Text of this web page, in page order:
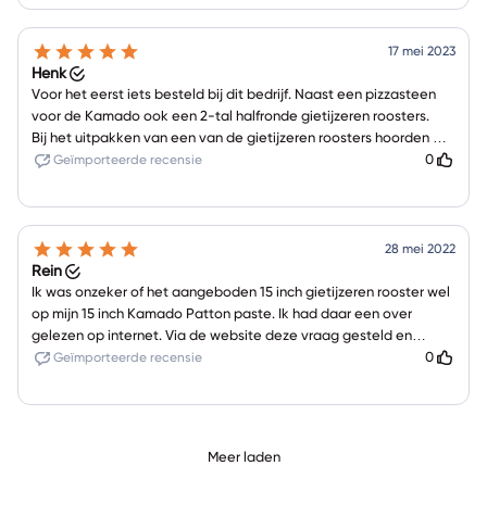
17 mei 2023
Henk
Voor het eerst iets besteld bij dit bedrijf. Naast een pizzasteen
voor de Kamado ook een 2-tal halfronde gietijzeren roosters.
Bij het uitpakken van een van de gietijzeren roosters hoorden we
een piepend geluid; er bleek een scheur in het rooster te zitten.
gezien kreeg ik van PostNL al de mededeling dat er een pakket
van KamadoBBQ naar mij onderweg was. De volgende dag werd
er al weer een vervangend rooster bezorgd, met een hele leuke
tekst in de begeleidende brief.
Bij zo'n service passen alleen maar de volledige 5
sterren.;Geweldige service
Geïmporteerde recensie 0
28 mei 2022
Rein
Ik was onzeker of het aangeboden 15 inch gietijzeren rooster wel
op mijn 15 inch Kamado Patton paste. Ik had daar een over
gelezen op internet. Via de website deze vraag gesteld en
binnen 24 uur kreeg ik antwoord. Daarop de bestelling geplaatst
Geïmporteerde recensie 0
Meer laden